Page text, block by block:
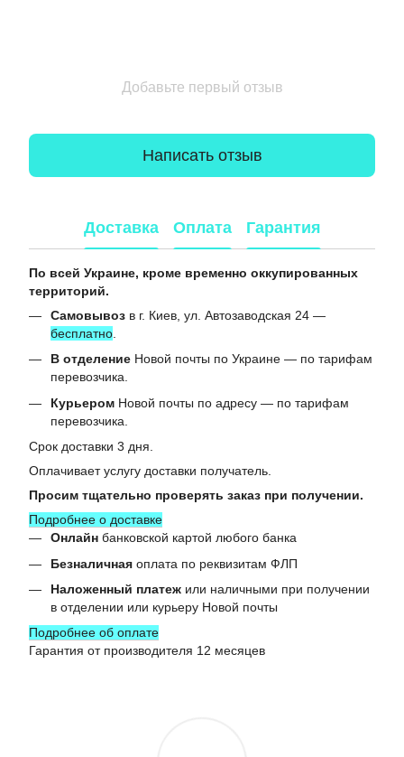
Добавьте первый отзыв
Написать отзыв
Доставка Оплата Гарантия
По всей Украине, кроме временно оккупированных
территорий.
Самовывоз в г. Киев, ул. Автозаводская 24 —
бесплатно
В отделение Новой почты по Украине — по тарифам
перевозчика.
Курьером Новой почты по адресу — по тарифам
перевозчика.
Срок доставки 3 дня.
Оплачивает услугу доставки получатель.
Просим тщательно проверять заказ при получении.
Подробнее о доставке
Онлайн банковской картой любого банка
Безналичная оплата по реквизитам ФЛП
Наложенный платеж или наличными при получении
в отделении или курьеру Новой почты
Подробнее об оплате
Гарантия от производителя 12 месяцев